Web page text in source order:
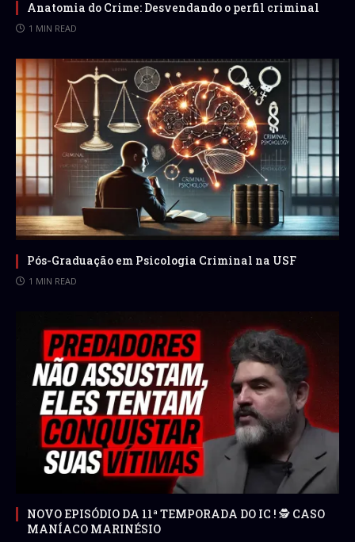
Anatomia do Crime: Desvendando o perfil criminal
1 MIN READ
Pós-Graduação em Psicologia Criminal na USF
1 MIN READ
NOVO EPISÓDIO DA 11ª TEMPORADA DO IC ! 🕵 CASO
MANÍACO MARINÉSIO